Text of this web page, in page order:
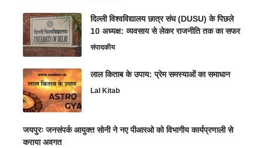
दिल्ली विश्वविद्यालय छात्र संघ (DUSU) के पिछले
10 अध्यक्ष: व्यवसाय से लेकर राजनीति तक का सफर
संपादकीय
लाल किताब के उपाय: प्रेम समस्याओं का समाधान
Lal Kitab
जयपुरः जनसंपर्क आयुक्त सोनी ने नए पीआरओ को विभागीय कार्यप्रणाली से
कराया अवगत